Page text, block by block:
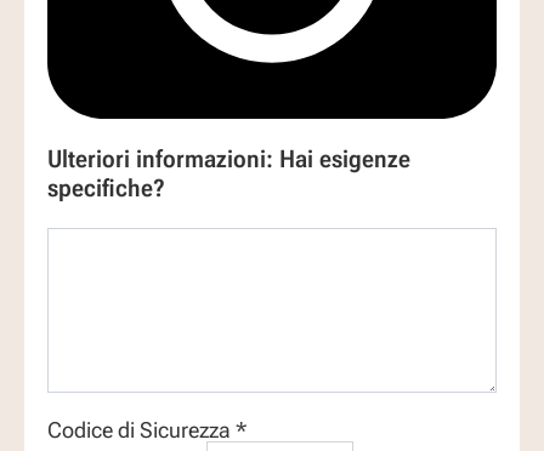
Ulteriori informazioni: Hai esigenze
specifiche?
Codice di Sicurezza *